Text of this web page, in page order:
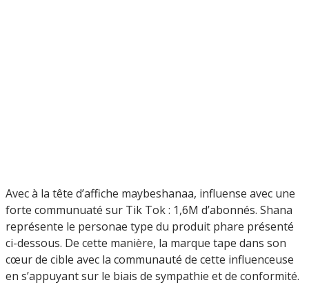
Avec à la tête d’affiche maybeshanaa, influense avec une
forte communuaté sur Tik Tok : 1,6M d’abonnés. Shana
représente le personae type du produit phare présenté
ci-dessous. De cette manière, la marque tape dans son
cœur de cible avec la communauté de cette influenceuse
en s’appuyant sur le biais de sympathie et de conformité.